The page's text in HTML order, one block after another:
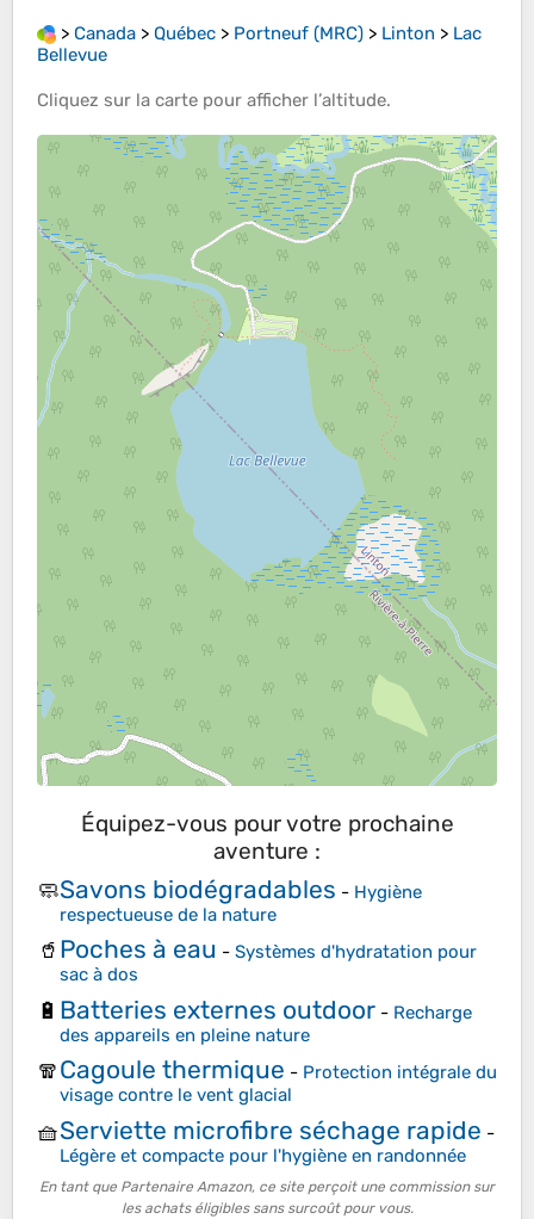
> Canada > Québec > Portneuf (MRC) > Linton > Lac
Bellevue
Cliquez sur la carte pour afficher l’altitude.
Équipez-vous pour votre prochaine
aventure :
🧼Savons biodégradables - Hygiène
respectueuse de la nature
🥤 Poches à eau - Systèmes d'hydratation pour
sac à dos
🔋 Batteries externes outdoor - Recharge
des appareils en pleine nature
🧣Cagoule thermique - Protection intégrale du
visage contre le vent glacial
🧺Serviette microfibre séchage rapide -
Légère et compacte pour l'hygiène en randonnée
En tant que Partenaire Amazon, ce site perçoit une commission sur
les achats éligibles sans surcoût pour vous.